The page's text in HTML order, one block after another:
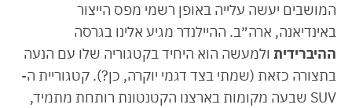
המושבים יעשה עלייה באופן רשמי מפס הייצור
באינדיאנה, ארה״ב. ההיילנדר מגיע אלינו בגרסה
ההיברידית ולמעשה הוא היחיד בקטגוריה שלו עם הנעה
בתצורה כזאת (שמתי בצד דגמי יוקרה, כן?). קטגוריית ה-
SUV שבעה מקומות בארצנו הקטנטונת רותחת מתמיד,